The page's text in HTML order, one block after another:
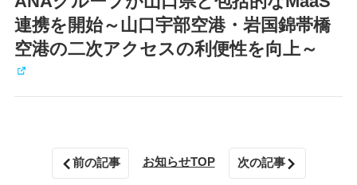
連携を開始～山口宇部空港・岩国錦帯橋
空港の二次アクセスの利便性を向上～
前の記事 お知らせTOP 次の記事